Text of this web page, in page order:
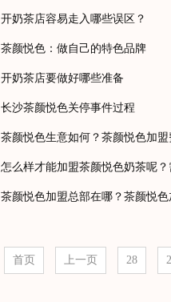
开奶茶店容易走入哪些误区？
茶颜悦色：做自己的特色品牌
开奶茶店要做好哪些准备
长沙茶颜悦色关停事件过程
茶颜悦色生意如何？茶颜悦色加
怎么样才能加盟茶颜悦色奶茶呢
茶颜悦色加盟总部在哪？茶颜悦
首页 上一页 28